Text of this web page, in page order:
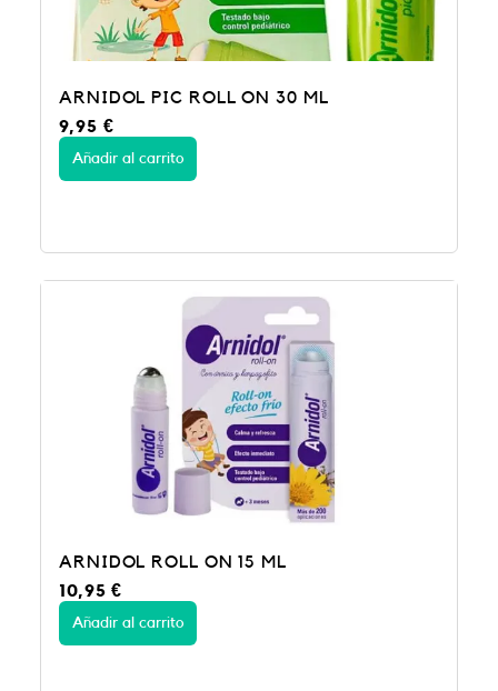
ARNIDOL PIC ROLL ON 30 ML
9,95 €
Añadir al carrito
ARNIDOL ROLL ON 15 ML
10,95€
Añadir al carrito